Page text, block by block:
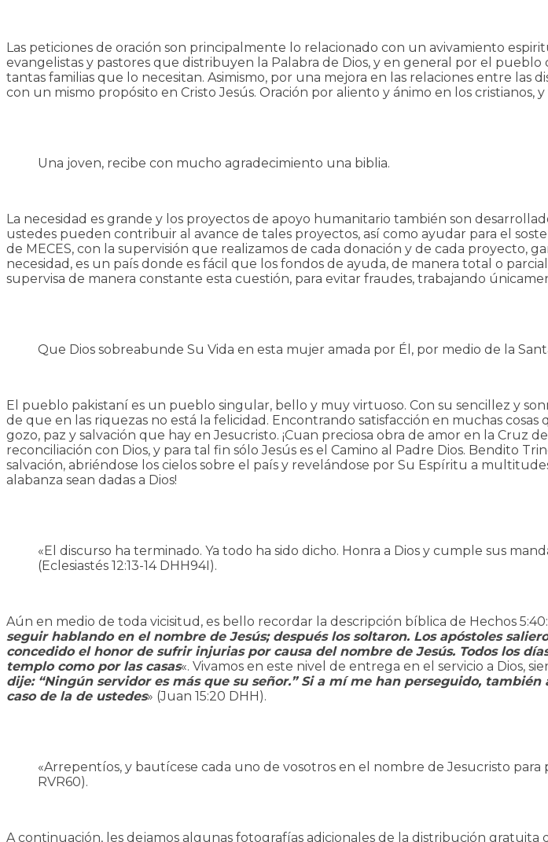
Las peticiones de oración son principalmente lo relacionado con un avivamiento
evangelistas y pastores que distribuyen la Palabra de Dios, y en general por el
tantas familias que lo necesitan. Asimismo, por una mejora en las relaciones entre
con un mismo propósito en Cristo Jesús. Oración por aliento y ánimo en los
Una joven, recibe con mucho agradecimiento una biblia.
La necesidad es grande y los proyectos de apoyo humanitario también son
ustedes pueden contribuir al avance de tales proyectos, así como ayudar para el
de MECES, con la supervisión que realizamos de cada donación y de cada proyecto,
necesidad, es un país donde es fácil que los fondos de ayuda, de manera total o
supervisa de manera constante esta cuestión, para evitar fraudes, trabajando
Que Dios sobreabunde Su Vida en esta mujer amada por Él, por medio de la
El pueblo pakistaní es un pueblo singular, bello y muy virtuoso. Con su sencillez y
de que en las riquezas no está la felicidad. Encontrando satisfacción en muchas
gozo, paz y salvación que hay en Jesucristo. ¡Cuan preciosa obra de amor en la
reconciliación con Dios, y para tal fin sólo Jesús es el Camino al Padre Dios. Bendito
salvación, abriéndose los cielos sobre el país y revelándose por Su Espíritu a
alabanza sean dadas a Dios!
«El discurso ha terminado. Ya todo ha sido dicho. Honra a Dios y cumple sus
(Eclesiastés 12:13-14 DHH94I).
Aún en medio de toda vicisitud, es bello recordar la descripción bíblica de Hechos
seguir hablando en el nombre de Jesús; después los soltaron. Los apóstoles
concedido el honor de sufrir injurias por causa del nombre de Jesús. Todos los
templo como por las casas«. Vivamos en este nivel de entrega en el servicio a Dios,
dije: “Ningún servidor es más que su señor.” Si a mí me han perseguido,
caso de la de ustedes» (Juan 15:20 DHH).
«Arrepentíos, y bautícese cada uno de vosotros en el nombre de Jesucristo
RVR60).
A continuación, les dejamos algunas fotografías adicionales de la distribución